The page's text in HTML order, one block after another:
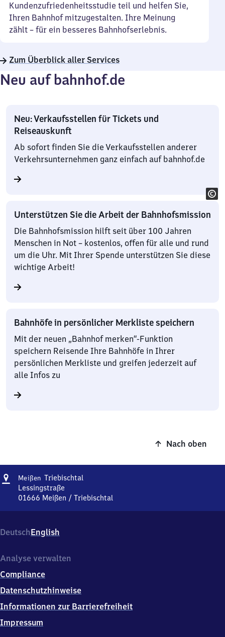
Kundenzufriedenheitsstudie teil und helfen Sie,
Ihren Bahnhof mitzugestalten. Ihre Meinung
zählt – für ein besseres Bahnhofserlebnis.
Zum Überblick aller Services
Neu auf bahnhof.de
Neu: Verkaufsstellen für Tickets und
Reiseauskunft
Ab sofort finden Sie die Verkaufsstellen anderer
Verkehrsunternehmen ganz einfach auf bahnhof.de
Unterstützen Sie die Arbeit der Bahnhofsmission
Die Bahnhofsmission hilft seit über 100 Jahren
Menschen in Not – kostenlos, offen für alle und rund
um die Uhr. Mit Ihrer Spende unterstützen Sie diese
wichtige Arbeit!
Bahnhöfe in persönlicher Merkliste speichern
Mit der neuen „Bahnhof merken“-Funktion
speichern Reisende Ihre Bahnhöfe in Ihrer
persönlichen Merkliste und greifen jederzeit auf
alle Infos zu
Nach oben
Adresse
Meißen TriebischtalMeißen
Lessingstraße
01666 Meißen / Triebischtal
Lessingstraße,
0
6
6
Meißen
Triebischtal
DeutschEnglish
Analyse verwalten
Compliance
Datenschutzhinweise
Informationen zur Barrierefreiheit
Impressum